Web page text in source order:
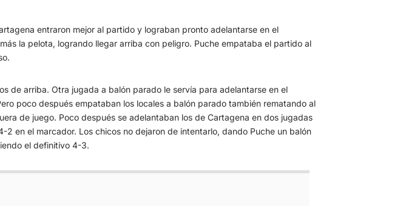
entraron mejor al partido y lograban pronto adelantarse en el
la pelota, logrando llegar arriba con peligro. Puche empataba el partido al
de arriba. Otra jugada a balón parado le servía para adelantarse en el
poco después empataban los locales a balón parado también rematando al
de juego. Poco después se adelantaban los de Cartagena en dos jugadas
en el marcador. Los chicos no dejaron de intentarlo, dando Puche un balón
el definitivo 4-3.